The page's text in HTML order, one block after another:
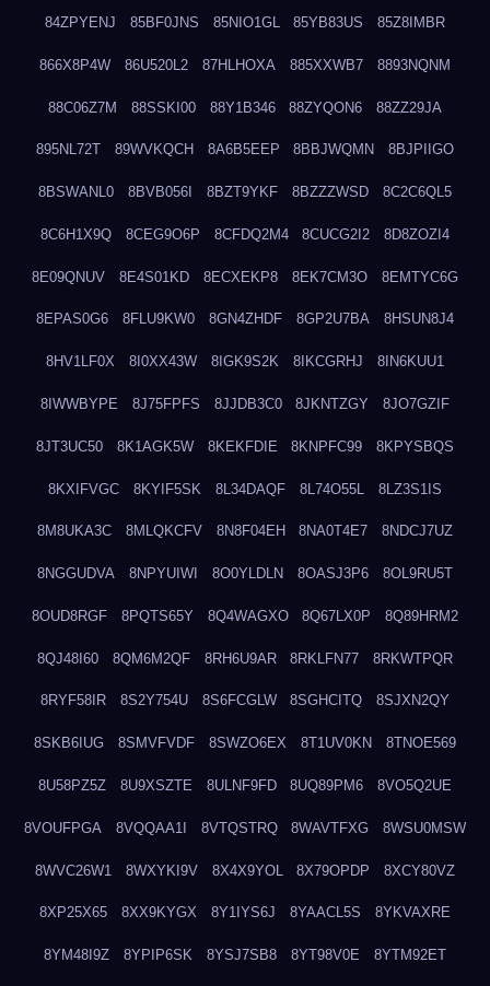
84ZPYENJ 85BF0JNS 85NIO1GL 85YB83US 85Z8IMBR
866X8P4W 86U520L2 87HLHOXA 885XXWB7 8893NQNM
88C06Z7M 88SSKI00 88Y1B346 88ZYQON6 88ZZ29JA
895NL72T 89WVKQCH 8A6B5EEP 8BBJWQMN 8BJPIIGO
8BSWANL0 8BVB056I 8BZT9YKF 8BZZZWSD 8C2C6QL5
8C6H1X9Q 8CEG9O6P 8CFDQ2M4 8CUCG2I2 8D8ZOZI4
8E09QNUV 8E4S01KD 8ECXEKP8 8EK7CM3O 8EMTYC6G
8EPAS0G6 8FLU9KW0 8GN4ZHDF 8GP2U7BA 8HSUN8J4
8HV1LF0X 8I0XX43W 8IGK9S2K 8IKCGRHJ 8IN6KUU1
8IWWBYPE 8J75FPFS 8JJDB3C0 8JKNTZGY 8JO7GZIF
8JT3UC50 8K1AGK5W 8KEKFDIE 8KNPFC99 8KPYSBQS
8KXIFVGC 8KYIF5SK 8L34DAQF 8L74O55L 8LZ3S1IS
8M8UKA3C 8MLQKCFV 8N8F04EH 8NA0T4E7 8NDCJ7UZ
8NGGUDVA 8NPYUIWI 8O0YLDLN 8OASJ3P6 8OL9RU5T
8OUD8RGF 8PQTS65Y 8Q4WAGXO 8Q67LX0P 8Q89HRM2
8QJ48I60 8QM6M2QF 8RH6U9AR 8RKLFN77 8RKWTPQR
8RYF58IR 8S2Y754U 8S6FCGLW 8SGHCITQ 8SJXN2QY
8SKB6IUG 8SMVFVDF 8SWZO6EX 8T1UV0KN 8TNOE569
8U58PZ5Z 8U9XSZTE 8ULNF9FD 8UQ89PM6 8VO5Q2UE
8VOUFPGA 8VQQAA1I 8VTQSTRQ 8WAVTFXG 8WSU0MSW
8WVC26W1 8WXYKI9V 8X4X9YOL 8X79OPDP 8XCY80VZ
8XP25X65 8XX9KYGX 8Y1IYS6J 8YAACL5S 8YKVAXRE
8YM48I9Z 8YPIP6SK 8YSJ7SB8 8YT98V0E 8YTM92ET